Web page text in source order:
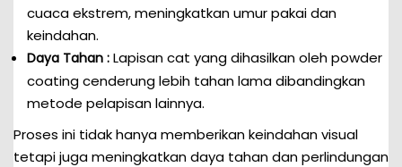
cuaca ekstrem, meningkatkan umur pakai dan
keindahan.
Daya Tahan : Lapisan cat yang dihasilkan oleh powder
coating cenderung lebih tahan lama dibandingkan
metode pelapisan lainnya.
Proses ini tidak hanya memberikan keindahan visual
tetapi juga meningkatkan daya tahan dan perlindungan